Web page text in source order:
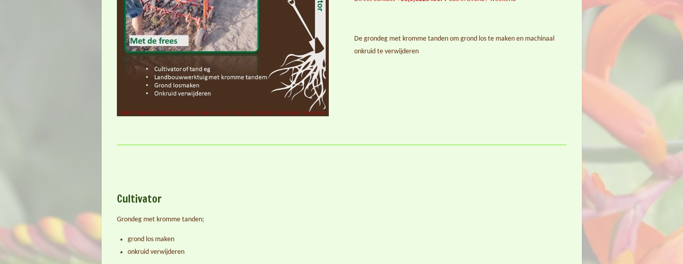
De grondeg met kromme tanden om grond los te maken en machinaal
onkruid te verwijderen
Cultivator
Grondeg met kromme tanden;
grond los maken
onkruid verwijderen